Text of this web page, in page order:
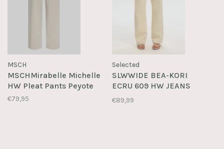
MSCH
MSCHMirabelle Michelle
HW Pleat Pants Peyote
€79,95
Selected
SLWWIDE BEA-KORI
ECRU 609 HW JEANS
Ecru
€89,99